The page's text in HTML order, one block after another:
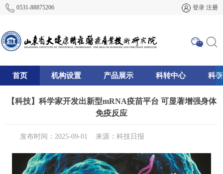
0531-88875206 登录 注册
首页 机构设置 产品展示 科转中心 科
【科技】科学家开发出新型mRNA疫苗平台 可显著增强身体
免疫反应
发布时间：2025-09-01 来源：科技日报